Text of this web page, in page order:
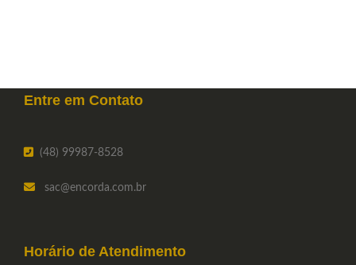
procurando.
Entre em Contato
(48) 99987-8528
sac@encorda.com.br
Horário de Atendimento